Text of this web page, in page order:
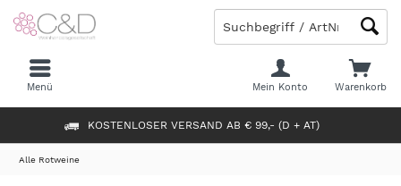
KOSTENLOSER VERSAND AB € 99,- (D + AT)
Warenkorb
Mein Konto
Menü
Alle Rotweine